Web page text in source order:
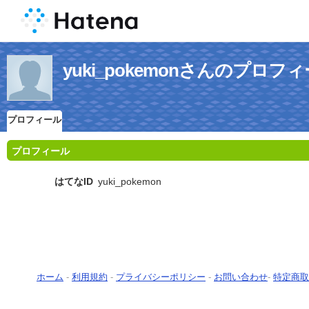
yuki_pokemonさんのプロフィ
プロフィール
プロフィール
はてなID yuki_pokemon
ホーム - 利用規約 - プライバシーポリシー - お問い合わせ- 特定商